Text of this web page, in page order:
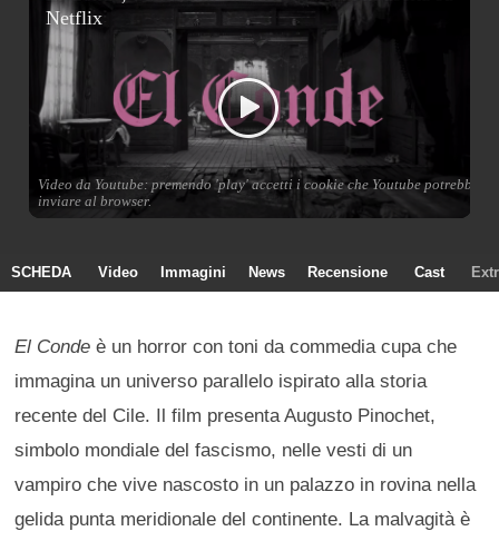
SCHEDA Video Immagini News Recensione Cast
El Conde è un horror con toni da commedia cupa che
immagina un universo parallelo ispirato alla storia
recente del Cile. Il film presenta Augusto Pinochet,
simbolo mondiale del fascismo, nelle vesti di un
vampiro che vive nascosto in un palazzo in rovina nella
gelida punta meridionale del continente. La malvagità è